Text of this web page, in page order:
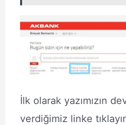
İlk olarak yazımızın
verdiğimiz linke